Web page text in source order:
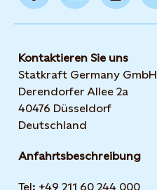
Kontaktieren Sie uns
Statkraft Germany GmbH
Derendorfer Allee 2a
40476 Düsseldorf
Deutschland
Anfahrtsbeschreibung
Tel: +49 211 60 244 000